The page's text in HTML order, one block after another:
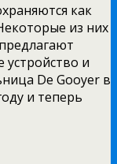
как
из них
устройство и
De Gooyer в
и теперь